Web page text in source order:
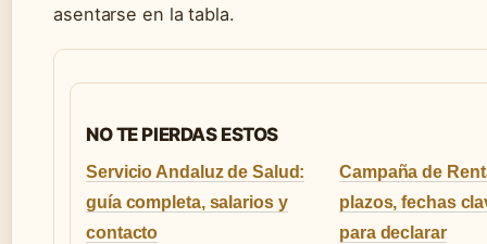
asentarse en la tabla.
NO TE PIERDAS ESTOS
Servicio Andaluz de Salud:
guía completa, salarios y
contacto
Campaña de
plazos, fechas
para declarar